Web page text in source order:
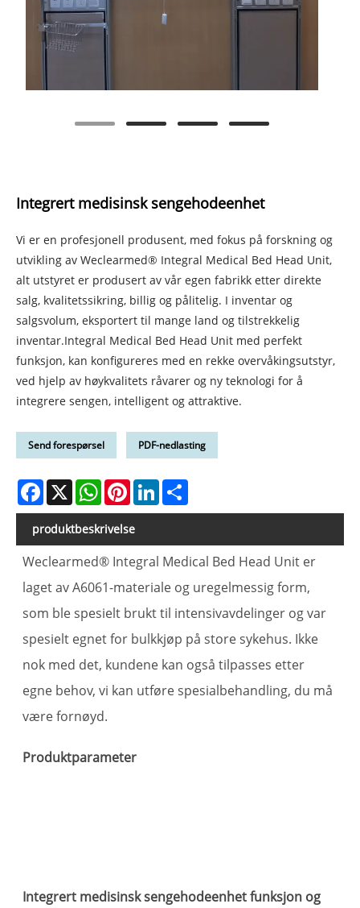
Integrert medisinsk sengehodeenhet
Vi er en profesjonell produsent, med fokus på forskning og
utvikling av Weclearmed® Integral Medical Bed Head Unit,
alt utstyret er produsert av vår egen fabrikk etter direkte
salg, kvalitetssikring, billig og pålitelig. I inventar og
salgsvolum, eksportert til mange land og tilstrekkelig
inventar.Integral Medical Bed Head Unit med perfekt
funksjon, kan konfigureres med en rekke overvåkingsutstyr,
ved hjelp av høykvalitets råvarer og ny teknologi for å
integrere sengen, intelligent og attraktive.
Send forespørsel PDF-nedlasting
Facebook
X WhatsAppPinterestLinkedIn
produktbeskrivelse
Weclearmed® Integral Medical Bed Head Unit er
laget av A6061-materiale og uregelmessig form,
som ble spesielt brukt til intensivavdelinger og var
spesielt egnet for bulkkjøp på store sykehus. Ikke
nok med det, kundene kan også tilpasses etter
egne behov, vi kan utføre spesialbehandling, du må
være fornøyd.
Produktparameter
Integrert medisinsk sengehodeenhet funksjon og